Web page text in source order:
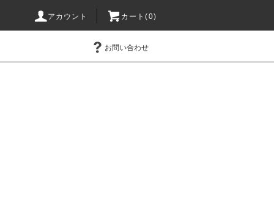
アカウント カート(0)
お問い合わせ